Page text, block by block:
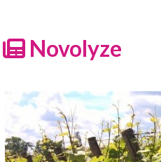
Novolyze